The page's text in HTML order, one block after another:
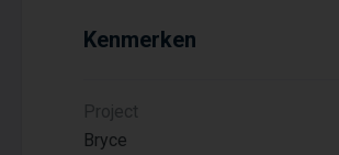
Kenmerken
Project
Bryce